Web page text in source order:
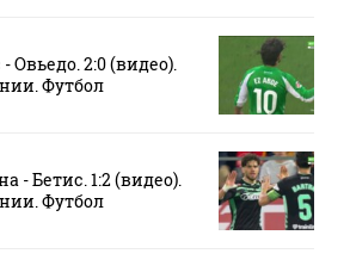
Овьедо. 2:0 (видео).
Футбол
- Бетис. 1:2 (видео).
Футбол